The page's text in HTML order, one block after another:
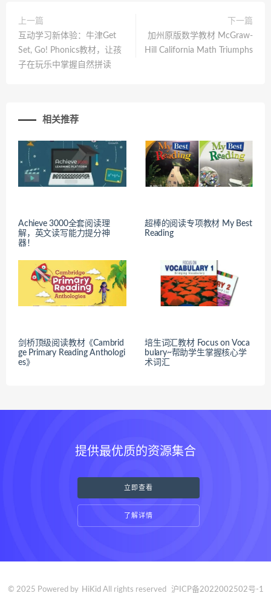
上一篇
互动学习新体验：牛津Get
Set, Go! Phonics教材，让孩
子在玩乐中掌握自然拼读
下一篇
加州原版数学教材 McGraw-
Hill California Math Triumphs
相关推荐
Achieve 3000全套阅读理
解，英文读写能力提分神
器！
超棒的阅读专项教材 My Best
Reading
剑桥顶级阅读教材《Cambrid
ge Primary Reading Anthologi
es》
培生词汇教材 Focus on Voca
bulary~帮助学生掌握核心学
术词汇
提供最优质的资源集合
立即查看
了解详情
© 2025 Powered by HiKid All rights reserved 沪ICP备2022002502号-1